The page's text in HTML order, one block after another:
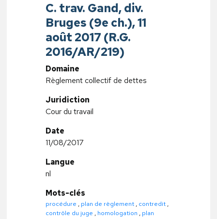
C. trav. Gand, div.
Bruges (9e ch.), 11
août 2017 (R.G.
2016/AR/219)
Domaine
Règlement collectif de dettes
Juridiction
Cour du travail
Date
11/08/2017
Langue
nl
Mots-clés
procédure , plan de règlement , contredit ,
contrôle du juge , homologation , plan